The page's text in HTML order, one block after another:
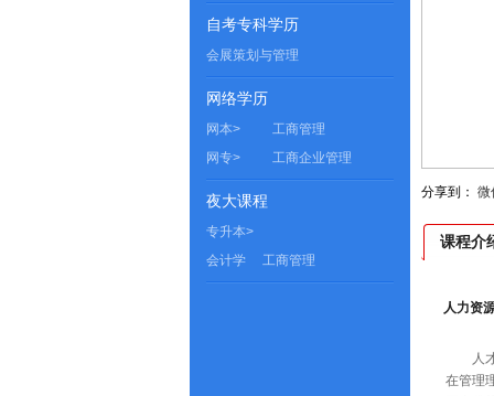
自考专科学历
会展策划与管理
网络学历
网本>
工商管理
网专>
工商企业管理
夜大课程
专升本>
会计学
工商管理
分享到： 微
课程介
人力资
人
在管理